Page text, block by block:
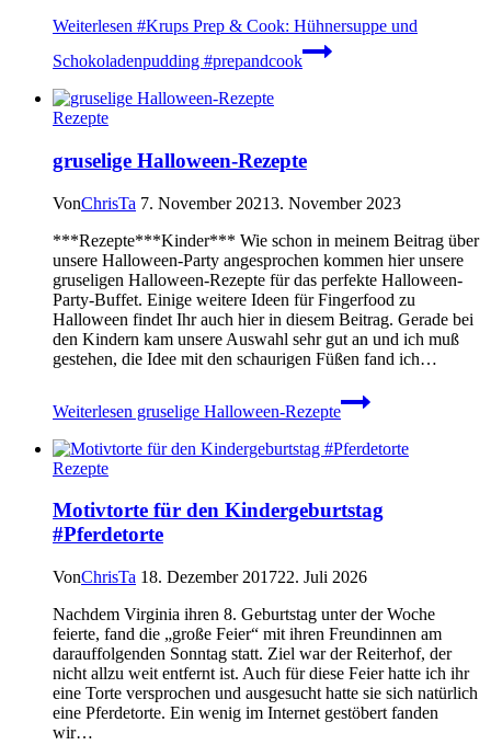
Weiterlesen #Krups Prep & Cook: Hühnersuppe und
Schokoladenpudding #prepandcook
Rezepte
gruselige Halloween-Rezepte
VonChrisTa 7. November 20213. November 2023
***Rezepte***Kinder*** Wie schon in meinem Beitrag über
unsere Halloween-Party angesprochen kommen hier unsere
gruseligen Halloween-Rezepte für das perfekte Halloween-
Party-Buffet. Einige weitere Ideen für Fingerfood zu
Halloween findet Ihr auch hier in diesem Beitrag. Gerade bei
den Kindern kam unsere Auswahl sehr gut an und ich muß
gestehen, die Idee mit den schaurigen Füßen fand ich…
Weiterlesen gruselige Halloween-Rezepte
Rezepte
Motivtorte für den Kindergeburtstag
#Pferdetorte
VonChrisTa 18. Dezember 201722. Juli 2026
Nachdem Virginia ihren 8. Geburtstag unter der Woche
feierte, fand die „große Feier“ mit ihren Freundinnen am
darauffolgenden Sonntag statt. Ziel war der Reiterhof, der
nicht allzu weit entfernt ist. Auch für diese Feier hatte ich ihr
eine Torte versprochen und ausgesucht hatte sie sich natürlich
eine Pferdetorte. Ein wenig im Internet gestöbert fanden
wir…